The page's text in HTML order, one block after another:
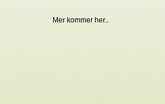
Mer kommer her..